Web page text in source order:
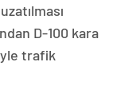
D-100 kara
trafik